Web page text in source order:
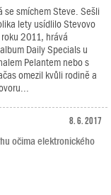
se smíchem Steve. Sešli
lety usídlilo Stevovo
2011, hrává
Daily Specials u
Pelantem nebo s
omezil kvůli rodině a
8. 6. 2017
očima elektronického